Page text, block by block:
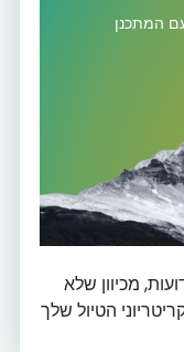
המתכנן
מכיוון שלא
הטיול שלך